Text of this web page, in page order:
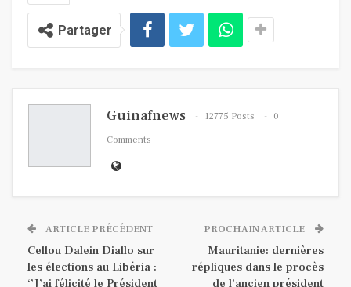
Partager
Guinafnews 12775 Posts
0
Comments
ARTICLE PRÉCÉDENT
Cellou Dalein Diallo sur
les élections au Libéria :
‘’J’ai félicité le Président
PROCHAIN ARTICLE
Mauritanie: dernières
répliques dans le procès
de l’ancien président